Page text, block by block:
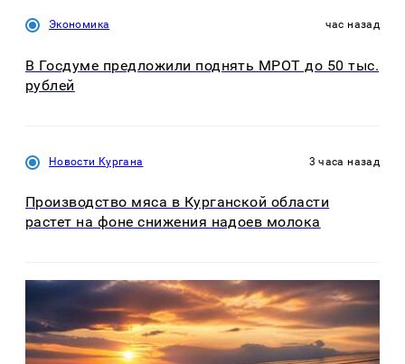
Экономика час назад
В Госдуме предложили поднять МРОТ до 50 тыс.
рублей
Новости Кургана 3 часа назад
Производство мяса в Курганской области
растет на фоне снижения надоев молока